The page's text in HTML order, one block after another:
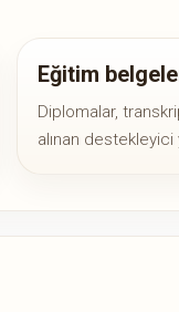
Eğitim
Diplomalar,
alınan destekleyici